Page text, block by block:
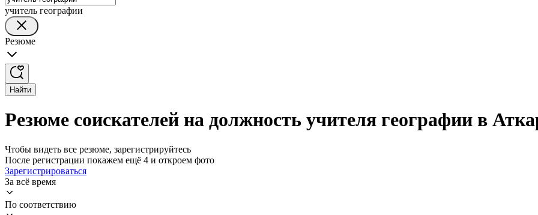
учитель географии
Резюме
Найти
Резюме соискателей на должность учителя географии в
Чтобы видеть все резюме, зарегистрируйтесь
После регистрации покажем ещё 4 и откроем фото
Зарегистрироваться
За всё время
По соответствию